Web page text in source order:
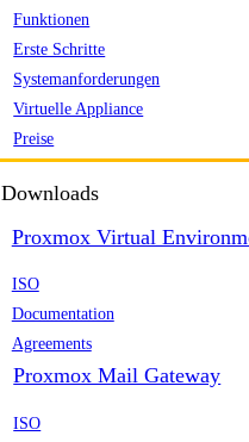
Funktionen
Erste Schritte
Systemanforderungen
Virtuelle Appliance
Preise
Downloads
Proxmox Virtual
ISO
Documentation
Agreements
Proxmox Mail Gateway
ISO